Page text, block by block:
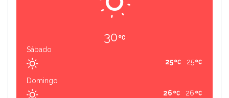
30
Sábado
25
25
Domingo
26
26